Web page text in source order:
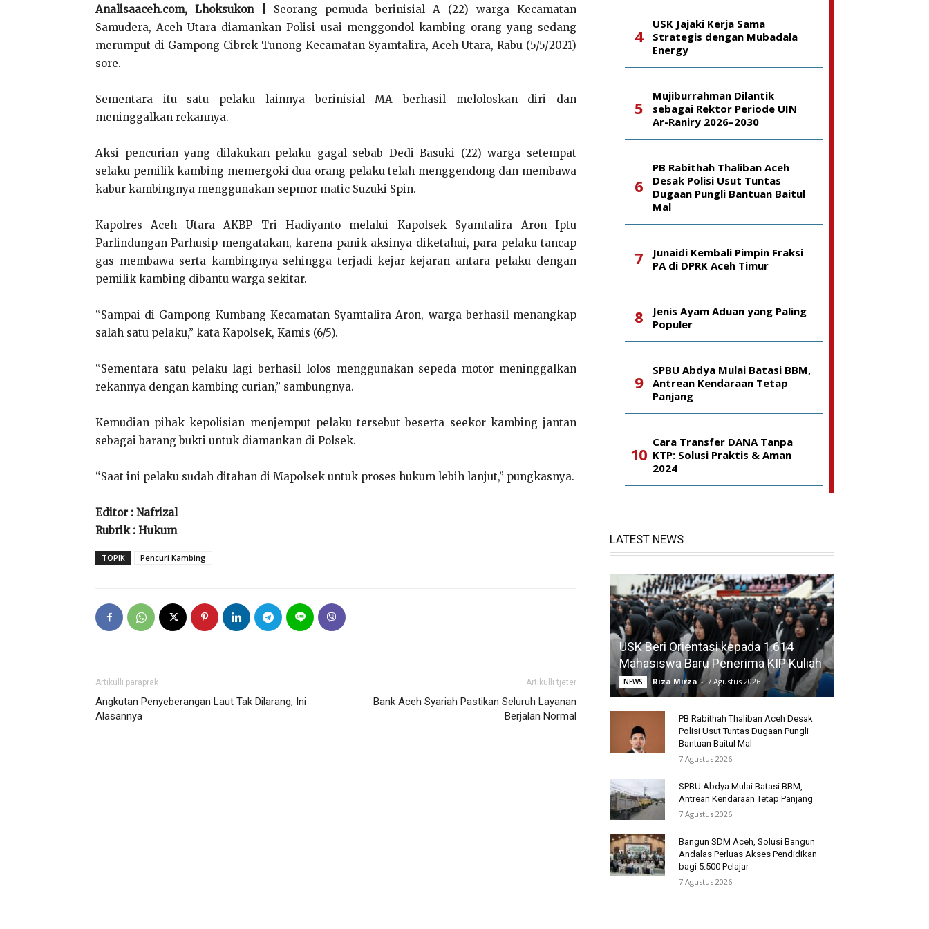
Analisaaceh.com, Lhoksukon |
Seorang pemuda berinisial A (22) warga Kecamatan
Samudera, Aceh Utara diamankan Polisi usai menggondol kambing orang yang sedang
merumput di Gampong Cibrek Tunong Kecamatan Syamtalira, Aceh Utara, Rabu (5/5/2021)
sore.
Sementara itu satu pelaku lainnya berinisial MA berhasil meloloskan diri dan
meninggalkan rekannya.
Aksi pencurian yang dilakukan pelaku gagal sebab Dedi Basuki (22) warga setempat
selaku pemilik kambing memergoki dua orang pelaku telah menggendong dan membawa
kabur kambingnya menggunakan sepmor matic Suzuki Spin.
Kapolres Aceh Utara AKBP Tri Hadiyanto melalui Kapolsek Syamtalira Aron Iptu
Parlindungan Parhusip mengatakan, karena panik aksinya diketahui, para pelaku tancap
gas membawa serta kambingnya sehingga terjadi kejar-kejaran antara pelaku dengan
pemilik kambing dibantu warga sekitar.
“Sampai di Gampong Kumbang Kecamatan Syamtalira Aron, warga berhasil menangkap
salah satu pelaku,” kata Kapolsek, Kamis (6/5).
“Sementara satu pelaku lagi berhasil lolos menggunakan sepeda motor meninggalkan
rekannya dengan kambing curian,” sambungnya.
Kemudian pihak kepolisian menjemput pelaku tersebut beserta seekor kambing jantan
sebagai barang bukti untuk diamankan di Polsek.
“Saat ini pelaku sudah ditahan di Mapolsek untuk proses hukum lebih lanjut,” pungkasnya.
Editor : Nafrizal
Rubrik : Hukum
TOPIK Pencuri Kambing
Artikulli paraprak
Angkutan Penyeberangan Laut Tak Dilarang, Ini
Alasannya
Artikulli tjetër
Bank Aceh Syariah Pastikan Seluruh Layanan
Berjalan Normal
USK Jajaki Kerja Sama
Strategis dengan Mubadala
Energy
Mujiburrahman Dilantik
sebagai Rektor Periode UIN
Ar-Raniry 2026–2030
PB Rabithah Thaliban Aceh
Desak Polisi Usut Tuntas
Dugaan Pungli Bantuan Baitul
Mal
Junaidi Kembali Pimpin Fraksi
PA di DPRK Aceh Timur
Jenis Ayam Aduan yang Paling
Populer
SPBU Abdya Mulai Batasi BBM,
Antrean Kendaraan Tetap
Panjang
Cara Transfer DANA Tanpa
KTP: Solusi Praktis & Aman
2024
LATEST NEWS
USK Beri Orientasi kepada 1.614
Mahasiswa Baru Penerima KIP Kuliah
NEWS Riza Mirza - 7 Agustus 2026
PB Rabithah Thaliban Aceh Desak
Polisi Usut Tuntas Dugaan Pungli
Bantuan Baitul Mal
7 Agustus 2026
SPBU Abdya Mulai Batasi BBM,
Antrean Kendaraan Tetap Panjang
7 Agustus 2026
Bangun SDM Aceh, Solusi Bangun
Andalas Perluas Akses Pendidikan
bagi 5.500 Pelajar
7 Agustus 2026